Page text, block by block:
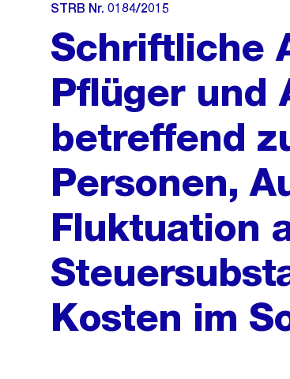
STRB Nr. 0184/2015
Schriftliche
Pflüger und
betreffend
Personen,
Fluktuation
Kosten im